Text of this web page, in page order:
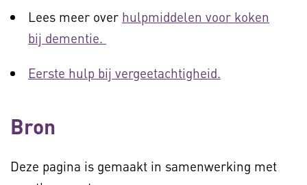
Lees meer over hulpmiddelen voor koken
bij dementie.
Eerste hulp bij vergeetachtigheid.
Bron
Deze pagina is gemaakt in samenwerking met